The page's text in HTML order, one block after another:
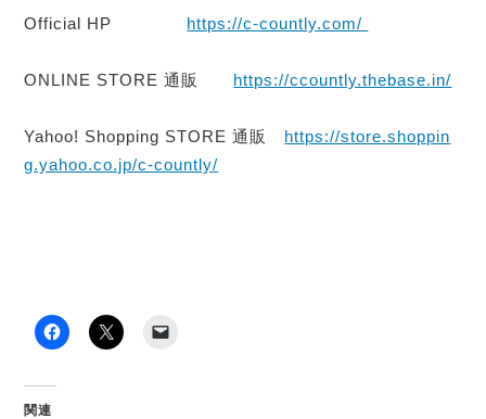
Official HP https://c-countly.com/
ONLINE STORE 通販 https://ccountly.thebase.in/
Yahoo! Shopping STORE 通販 https://store.shoppin
g.yahoo.co.jp/c-countly/
関連